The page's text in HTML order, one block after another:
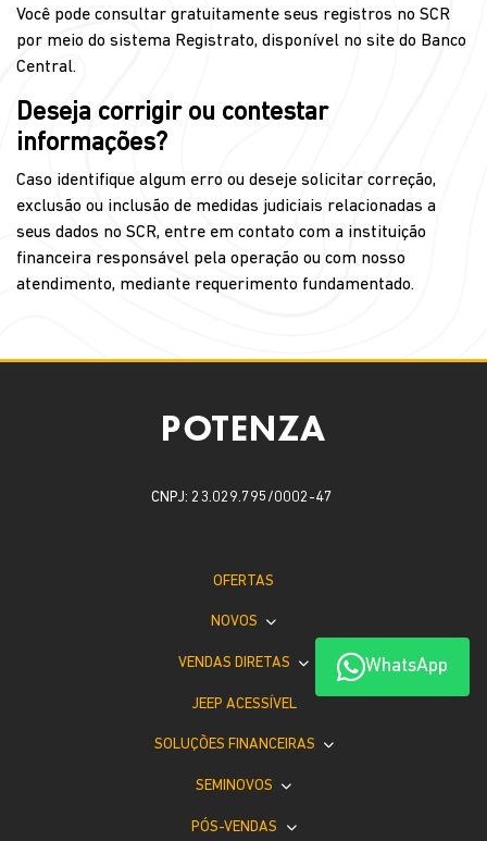
Você pode consultar gratuitamente seus registros no SCR
por meio do sistema Registrato, disponível no site do Banco
Central.
Deseja corrigir ou contestar
informações?
Caso identifique algum erro ou deseje solicitar correção,
exclusão ou inclusão de medidas judiciais relacionadas a
seus dados no SCR, entre em contato com a instituição
financeira responsável pela operação ou com nosso
atendimento, mediante requerimento fundamentado.
WhatsApp
CNPJ: 23.029.795/0002-47
OFERTAS
NOVOS
VENDAS DIRETAS
JEEP ACESSÍVEL
SOLUÇÕES FINANCEIRAS
SEMINOVOS
PÓS-VENDAS